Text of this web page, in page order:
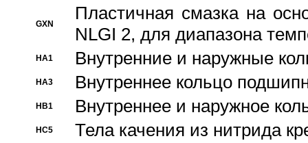
GXN
Пластичная смазка на
NLGI 2, для диапазона
HA1 Внутренние и наружные
HA3 Bнутреннее кольцо
HB1 Bнутреннее и наружное
HC5 Тела качения из нитрида